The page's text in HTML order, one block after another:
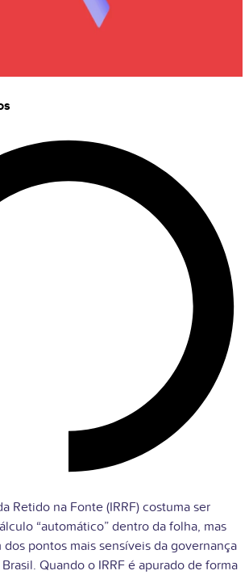
Retido na Fonte (IRRF) costuma ser
“automático” dentro da folha, mas
pontos mais sensíveis da governança
Quando o IRRF é apurado de forma